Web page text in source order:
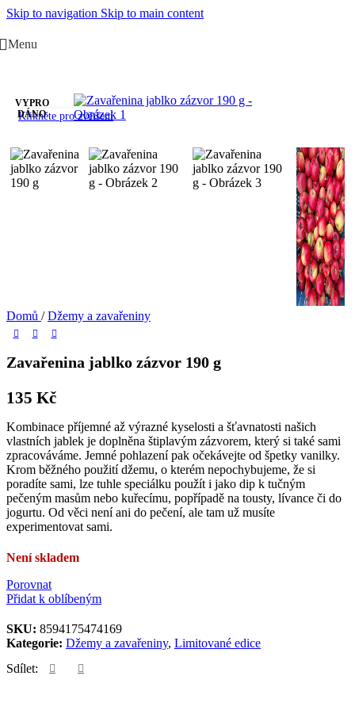
Skip to navigation Skip to main content
Menu
VYPRO
DÁNO
Klikněte pro zvětšení
Domů / Džemy a zavařeniny
Zavařenina jablko zázvor 190 g
135 Kč
Kombinace příjemné až výrazné kyselosti a šťavnatosti našich
vlastních jablek je doplněna štiplavým zázvorem, který si také sami
zpracováváme. Jemné pohlazení pak očekávejte od špetky vanilky.
Krom běžného použití džemu, o kterém nepochybujeme, že si
poradíte sami, lze tuhle speciálku použít i jako dip k tučným
pečeným masům nebo kuřecímu, popřípadě na tousty, lívance či do
jogurtu. Od věci není ani do pečení, ale tam už musíte
experimentovat sami.
Není skladem
Porovnat
Přidat k oblíbeným
SKU: 8594175474169
Kategorie: Džemy a zavařeniny, Limitované edice
Sdílet: